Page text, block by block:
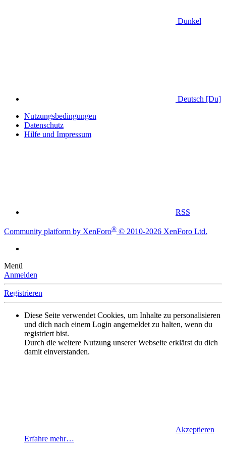
Dunkel
Deutsch [Du]
Nutzungsbedingungen
Datenschutz
Hilfe und Impressum
RSS
Community platform by XenForo® © 2010-2026 XenForo Ltd.
Menü
Anmelden
Registrieren
Diese Seite verwendet Cookies, um Inhalte zu personalisieren
und dich nach einem Login angemeldet zu halten, wenn du
registriert bist.
Durch die weitere Nutzung unserer Webseite erklärst du dich
damit einverstanden.
Akzeptieren
Erfahre mehr…